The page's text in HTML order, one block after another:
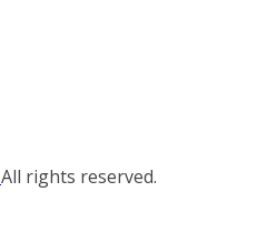
All rights reserved.